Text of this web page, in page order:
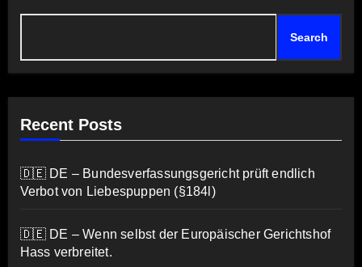
Search
Recent Posts
🇩🇪 DE – Bundesverfassungsgericht prüft endlich
Verbot von Liebespuppen (§184l)
🇩🇪 DE – Wenn selbst der Europäischer Gerichtshof
Hass verbreitet.